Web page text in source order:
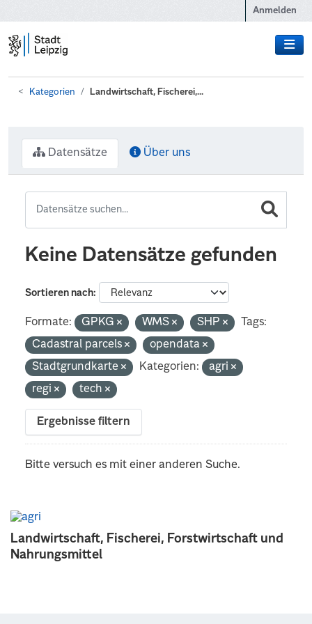
Anmelden
Kategorien Landwirtschaft, Fischerei,...
Landwirtschaft, Fischerei, Forstwirtschaft und
Nahrungsmittel
Datensätze Über uns
Keine Datensätze gefunden
Sortieren nach
Formate: GPKG WMS SHP
Tags:
Cadastral parcels
opendata
Stadtgrundkarte
Kategorien:
agri
regi
tech
Ergebnisse filtern
Bitte versuch es mit einer anderen Suche.